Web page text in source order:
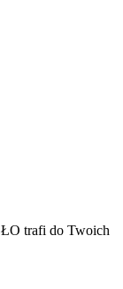
trafi do Twoich